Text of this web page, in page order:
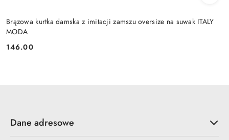
Brązowa kurtka damska z imitacji zamszu oversize na suwak ITALY
MODA
Cena:
146.00
Dane adresowe